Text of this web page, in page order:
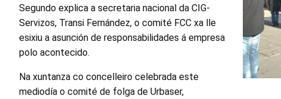
Segundo explica a secretaria nacional da CIG-
Servizos, Transi Fernández, o comité FCC xa lle
esixiu a asunción de responsabilidades á empresa
polo acontecido.
Na xuntanza co concelleiro celebrada este
mediodía o comité de folga de Urbaser,